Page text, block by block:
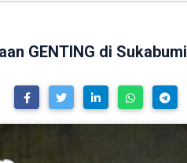
GENTING di Sukabumi